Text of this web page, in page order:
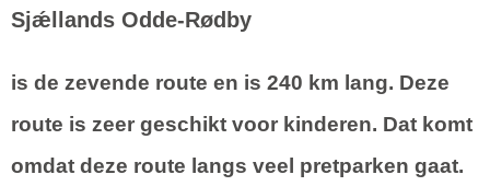
Sjǽllands Odde-Rødby
is de zevende route en is 240 km lang. Deze
route is zeer geschikt voor kinderen. Dat komt
omdat deze route langs veel pretparken gaat.